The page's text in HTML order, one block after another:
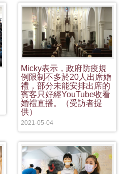
Micky表示，政府防疫規
例限制不多於20人出席婚
禮，部分未能安排出席的
賓客只好經YouTube收看
婚禮直播。（受訪者提
供）
2021-05-04